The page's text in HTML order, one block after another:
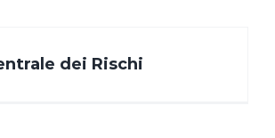
dei Rischi